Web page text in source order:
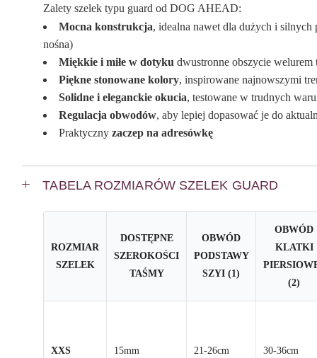
Zalety szelek typu guard od DOG AHEAD:
Mocna konstrukcja, idealna nawet dla dużych i
nośna)
Miękkie i miłe w dotyku dwustronne obszycie
Piękne stonowane kolory, inspirowane najnowszymi
Solidne i eleganckie okucia, testowane w trudnych
Regulacja obwodów, aby lepiej dopasować je do
Praktyczny zaczep na adresówkę
TABELA ROZMIARÓW SZELEK GUARD
ROZMIAR
SZELEK
DOSTĘPNE
SZEROKOŚCI
TAŚMY
OBWÓD
PODSTAWY
SZYI (1)
OBWÓD
KLATKI
(2)
XXS 15mm 21-26cm 30-36cm